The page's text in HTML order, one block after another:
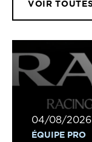
VOIR
04/08/2026
ÉQUIPE PRO